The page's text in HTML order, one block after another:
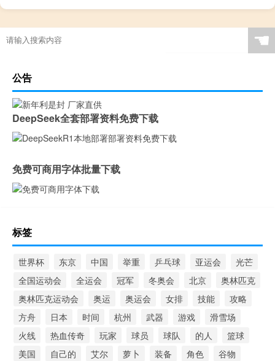
买正品篮球鞋到什么网站啊
日本奥运会金牌材质主要是什么
保卫萝卜第二关攻略深海
☚
公告
DeepSeek全套部署资料免费下载
免费可商用字体批量下载
标签
世界杯 东京 中国 举重 乒乓球 亚运会
光芒
全国运动会
全运会 冠军 冬奥会 北京
奥林匹克
奥林匹克运动会
奥运 奥运会 女排 技能
攻略
方舟
日本 时间 杭州 武器 游戏
滑雪场
火线
热血传奇 玩家 球员 球队 的人
篮球
美国
自己的 艾尔 萝卜 装备 角色
谷物